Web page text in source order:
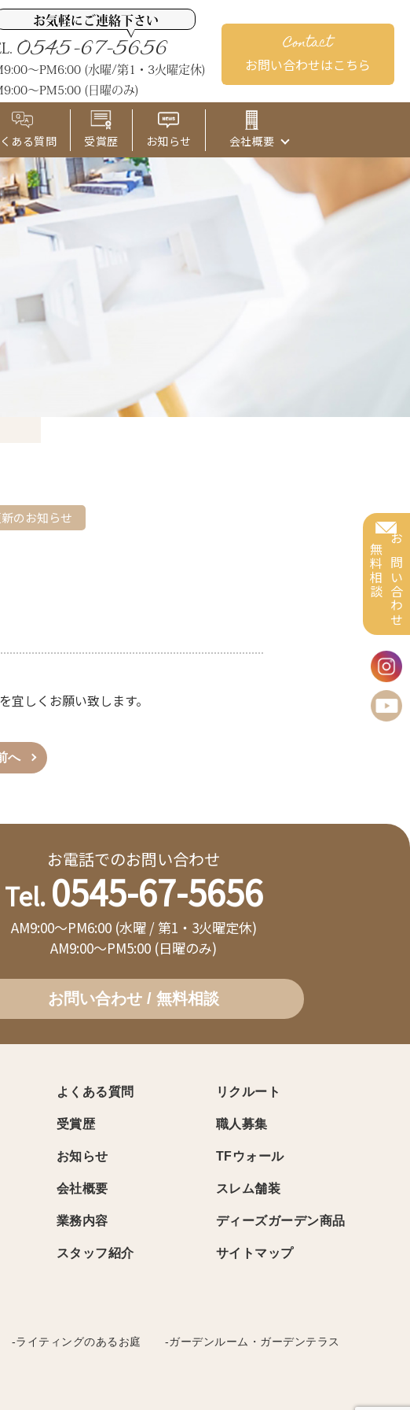
お気軽にご連絡下さい
0545-67-5656
～PM6:00 (水曜/第1・3火曜定休)
～PM5:00 (日曜のみ)
Contact
お問い合わせはこちら
ある質問 受賞歴 お知らせ 会社概要
お問い合わせ
無料相談
のお知らせ
しくお願い致します。
へ
お電話でのお問い合わせ
Tel.0545-67-5656
AM9:00～PM6:00 (水曜 / 第1・3火曜定休)
AM9:00～PM5:00 (日曜のみ)
お問い合わせ / 無料相談
よくある質問
受賞歴
お知らせ
会社概要
業務内容
スタッフ紹介
リクルート
職人募集
TFウォール
スレム舗装
ディーズガーデン商品
サイトマップ
-ライティングのあるお庭 -ガーデンルーム・ガーデンテラス